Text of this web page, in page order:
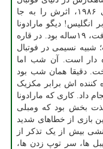
و زدن گل قرن به انگلیس در جام جهانی ۱۹۸۶، اثرش را به جا
انگلیس! دیگو مارادونا
روز ۱۳ مه ۱۹۸۰ که برابر انگلیس قرار گرفت، ۱۹ساله بود. در قاره
شبیه نسیمی در فوتبال
دار است. آن شب اما
دقیقا همان شب بود
کننده اش برابر مکزیک
داد. کاری که مارادونا
بخش بود که ومبلی
بازی از خطاهای شدید
بیش از یک تذکر از
ها، سر توپ زدن ها،